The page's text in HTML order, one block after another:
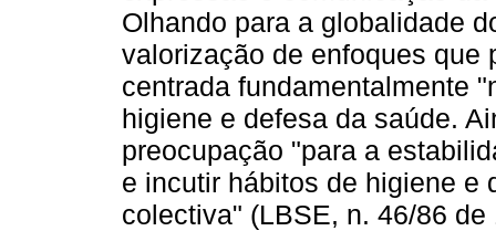
Olhando para a globalidade
valorização de enfoques que
centrada fundamentalmente
higiene e defesa da saúde.
preocupação "para a
e incutir hábitos de higiene e
colectiva" (LBSE, n. 46/86 de